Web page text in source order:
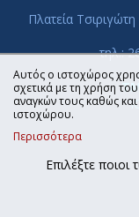
Πλατεία
τηλ.:
Αυτός ο ιστοχώρος
σχετικά με τη χρήση
αναγκών τους καθώς
ιστοχώρου.
Περισσότερα
Επιλέξτε